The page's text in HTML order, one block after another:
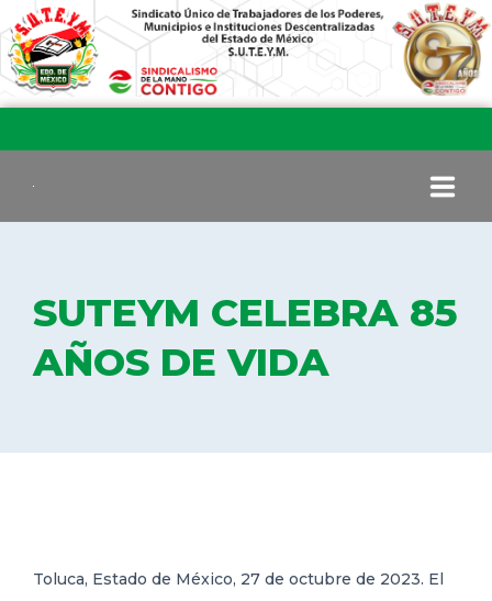
COMITÉ EJECUTIVO
SUTEYM CELEBRA 85
AÑOS DE VIDA
Toluca, Estado de México, 27 de octubre de 2023. El